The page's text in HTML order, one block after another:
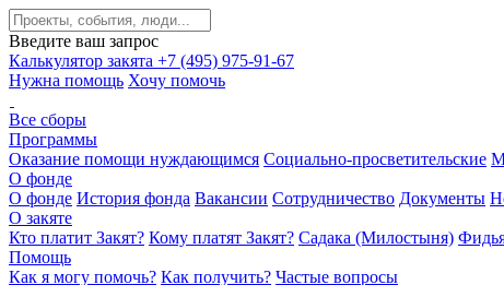
Введите ваш запрос
Калькулятор закята +7 (495) 975-91-67
Нужна помощь Хочу помочь
Все сборы
Программы
Оказание помощи нуждающимся Социально-просветительские
О фонде
О фонде История фонда Вакансии Сотрудничество Документы
О закяте
Кто платит Закят? Кому платят Закят? Садака (Милостыня)
Помощь
Как я могу помочь? Как получить? Частые вопросы